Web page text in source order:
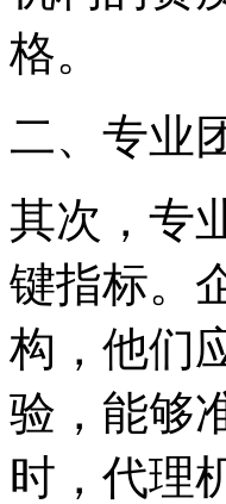
格。
二、专业
其次，专
键指标。
构，他们
验，能够
时，代理